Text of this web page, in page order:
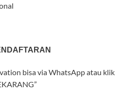
bisa via WhatsApp atau klik